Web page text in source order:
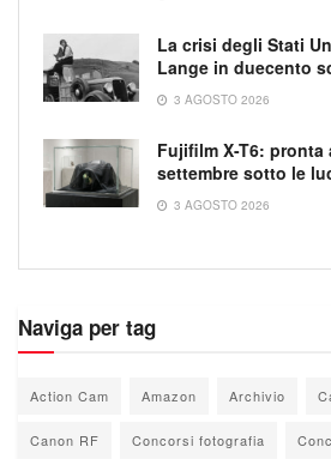
La crisi degli Stati
Lange in duecento
3 AGOSTO 2026
Fujifilm X-T6:
settembre sotto le
3 AGOSTO 2026
Naviga per tag
Action Cam Amazon Archivio
Canon RF Concorsi fotografia